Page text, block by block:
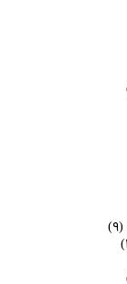
(۹)